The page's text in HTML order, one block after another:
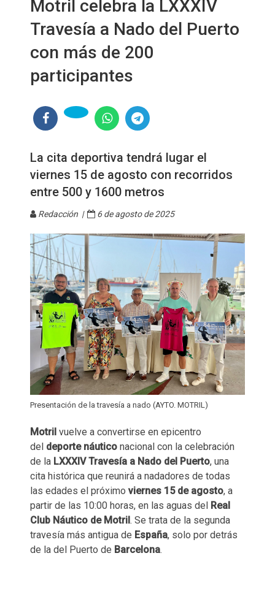
Motril celebra la LXXXIV
Travesía a Nado del Puerto
con más de 200
participantes
La cita deportiva tendrá lugar el
viernes 15 de agosto con recorridos
entre 500 y 1600 metros
Redacción | 6 de agosto de 2025
Presentación de la travesía a nado (AYTO. MOTRIL)
Motril vuelve a convertirse en epicentro
del deporte náutico nacional con la celebración
de la LXXXIV Travesía a Nado del Puerto, una
cita histórica que reunirá a nadadores de todas
las edades el próximo viernes 15 de agosto, a
partir de las 10:00 horas, en las aguas del Real
Club Náutico de Motril. Se trata de la segunda
travesía más antigua de España, solo por detrás
de la del Puerto de Barcelona.